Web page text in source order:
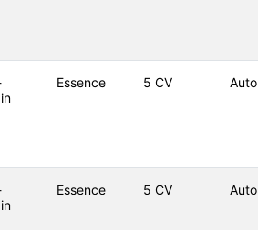
Essence 5 CV
Essence 5 CV